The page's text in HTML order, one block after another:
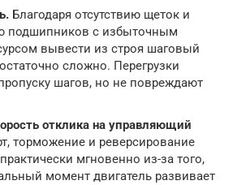
Благодаря отсутствию щеток и
подшипников с избыточным
вывести из строя шаговый
сложно. Перегрузки
шагов, но не повреждают
отклика на управляющий
торможение и реверсирование
мгновенно из-за того,
момент двигатель развивает